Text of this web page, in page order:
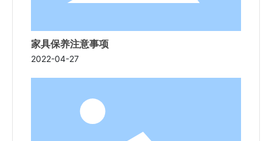
家具保养注意事项
2022-04-27